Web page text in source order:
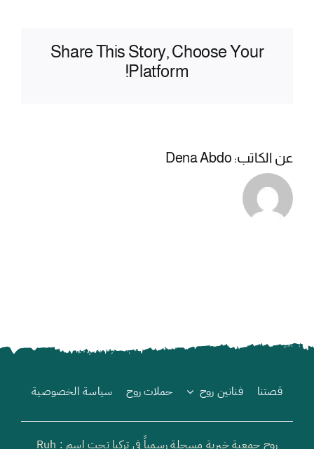
Share This Story, Choose Your
Platform!
عن الكاتب: Dena Abdo
قصتنا فنانين روح حملات روح سياسة الخصوصية
روح جمعية خيرية مسجلة رسمياً في تركيا تحت اسم : Ruh